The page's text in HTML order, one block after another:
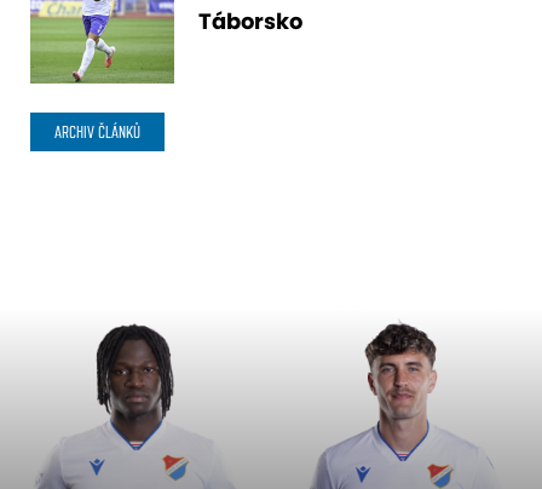
Táborsko
ARCHIV ČLÁNKŮ